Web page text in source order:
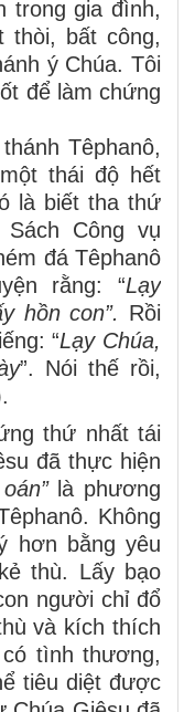
trong gia đình,
thòi, bất công,
ý Chúa. Tôi
để làm chứng
Têphanô,
thái độ hết
là biết tha thứ
Công vụ
đá Têphanô
rằng: “Lạy
hồn con”. Rồi
“Lạy Chúa,
”. Nói thế rồi,
thứ nhất tái
đã thực hiện
là phương
Không
hơn bằng yêu
thù. Lấy bạo
người chỉ đổ
và kích thích
tình thương,
tiêu diệt được